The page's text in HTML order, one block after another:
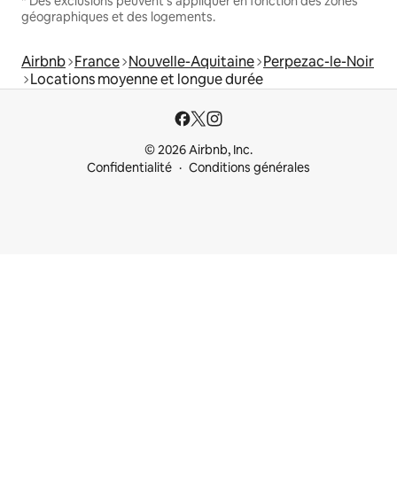
géographiques et des logements.
Airbnb France Nouvelle-Aquitaine Perpezac-le-Noir
Locations moyenne et longue durée
© 2026 Airbnb, Inc.
Confidentialité
Conditions générales